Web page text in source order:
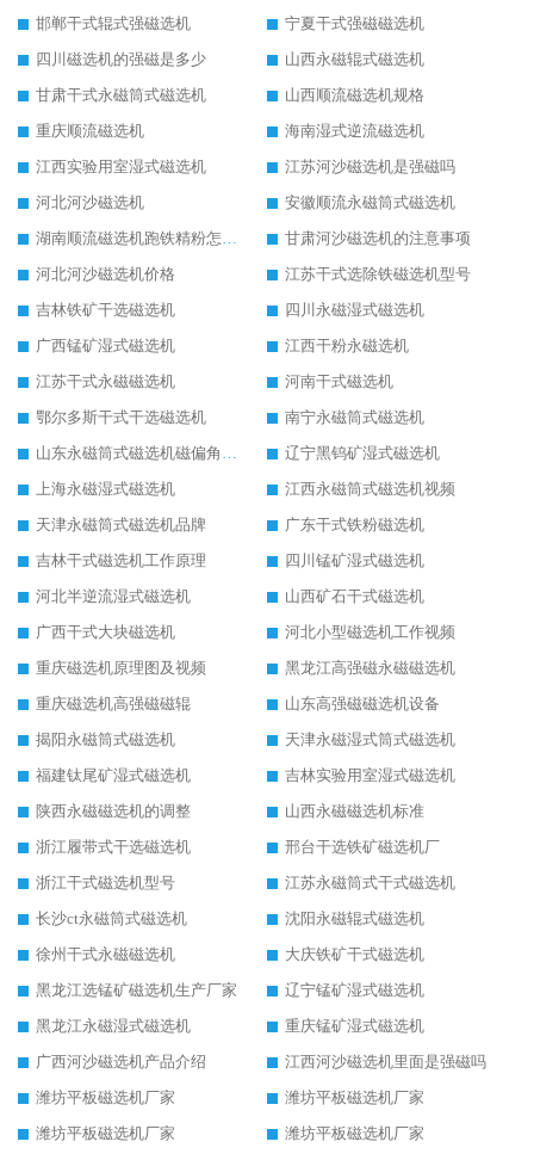
邯郸干式辊式强磁选机
宁夏干式强磁磁选机
四川磁选机的强磁是多少
山西永磁辊式磁选机
甘肃干式永磁筒式磁选机
山西顺流磁选机规格
重庆顺流磁选机
海南湿式逆流磁选机
江西实验用室湿式磁选机
江苏河沙磁选机是强磁吗
河北河沙磁选机
安徽顺流永磁筒式磁选机
湖南顺流磁选机跑铁精粉怎么处理
甘肃河沙磁选机的注意事项
河北河沙磁选机价格
江苏干式选除铁磁选机型号
吉林铁矿干选磁选机
四川永磁湿式磁选机
广西锰矿湿式磁选机
江西干粉永磁选机
江苏干式永磁磁选机
河南干式磁选机
鄂尔多斯干式干选磁选机
南宁永磁筒式磁选机
山东永磁筒式磁选机磁偏角怎么调整
辽宁黑钨矿湿式磁选机
上海永磁湿式磁选机
江西永磁筒式磁选机视频
天津永磁筒式磁选机品牌
广东干式铁粉磁选机
吉林干式磁选机工作原理
四川锰矿湿式磁选机
河北半逆流湿式磁选机
山西矿石干式磁选机
广西干式大块磁选机
河北小型磁选机工作视频
重庆磁选机原理图及视频
黑龙江高强磁永磁磁选机
重庆磁选机高强磁磁辊
山东高强磁磁选机设备
揭阳永磁筒式磁选机
天津永磁湿式筒式磁选机
福建钛尾矿湿式磁选机
吉林实验用室湿式磁选机
陕西永磁磁选机的调整
山西永磁磁选机标准
浙江履带式干选磁选机
邢台干选铁矿磁选机厂
浙江干式磁选机型号
江苏永磁筒式干式磁选机
长沙ct永磁筒式磁选机
沈阳永磁辊式磁选机
徐州干式永磁磁选机
大庆铁矿干式磁选机
黑龙江选锰矿磁选机生产厂家
辽宁锰矿湿式磁选机
黑龙江永磁湿式磁选机
重庆锰矿湿式磁选机
广西河沙磁选机产品介绍
江西河沙磁选机里面是强磁吗
潍坊平板磁选机厂家
潍坊平板磁选机厂家
潍坊平板磁选机厂家
潍坊平板磁选机厂家